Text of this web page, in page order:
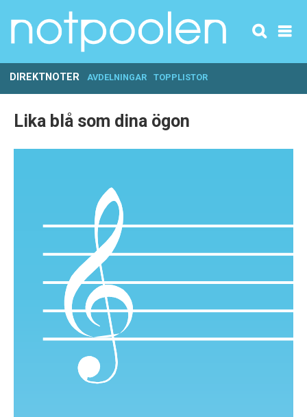
DIREKTNOTER AVDELNINGAR TOPPLISTOR
Lika blå som dina ögon